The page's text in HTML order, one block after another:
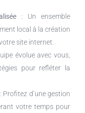
: Un ensemble
local à la création
site internet.
évolue avec vous,
pour refléter la
: Profitez d’une gestion
votre temps pour